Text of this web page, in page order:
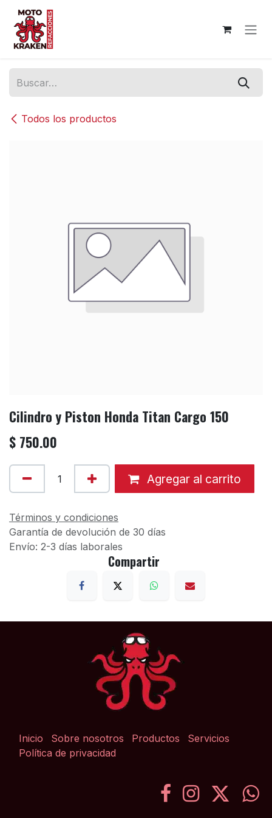
Ir al contenido
Todos los productos
Cilindro y Piston Honda Titan Cargo 150
$ 750.00
Agregar al carrito
Términos y condiciones
Garantía de devolución de 30 días
Envío: 2-3 días laborales
Compartir
Inicio Sobre nosotros Productos
Servicios
Política de privacidad